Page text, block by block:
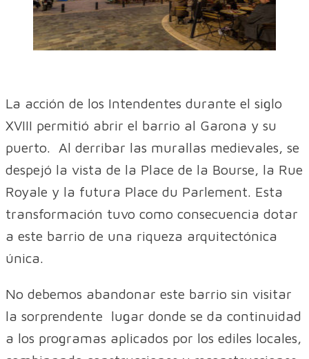
La acción de los Intendentes durante el siglo
XVIII permitió abrir el barrio al Garona y su
puerto. Al derribar las murallas medievales, se
despejó la vista de la Place de la Bourse, la Rue
Royale y la futura Place du Parlement. Esta
transformación tuvo como consecuencia dotar
a este barrio de una riqueza arquitectónica
única.
No debemos abandonar este barrio sin visitar
la sorprendente lugar donde se da continuidad
a los programas aplicados por los ediles locales,